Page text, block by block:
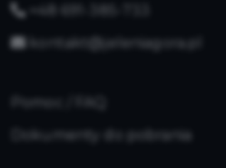
+48 691-385-733
kontakt@jeleniagora.pl
Dokumenty do pobrania